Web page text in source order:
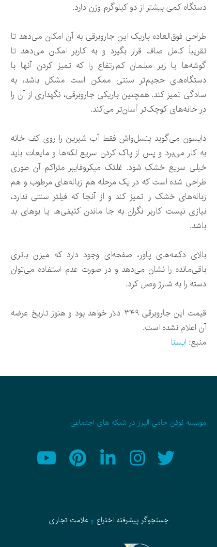
دستگاه کمی بیشتر از دو کیلوگرم وزن دارد.
طراحی فوق‌العاده باریک این جاروبرقی به آن امکان می‌دهد تا
تقریباً کامل صاف قرار بگیرد و به کاربر امکان می‌دهد تا
گوشه‌ها یا زیر مبلمان کم‌ارتفاع را که تمیز کردن آنها با
دستگاه‌های حجیم‌تر سنتی ممکن است مشکل باشد، به
سادگی تمیز کند. همچنین باریکی جاروبرقی، نگهداری از آن را
در خانه‌های کوچک‌تر آسان‌تر می‌کند.
دایسون می‌گوید پنسل‌واش فقط آب شیرین را روی کف‌ خانه
به کار می‌برد و پس از پاک کردن سریع لکه‌ها و مایعات باید
خیلی سریع خشک شود. غلتک میکروفایبر متراکم آن طوری
طراحی شده است که در یک مرحله هم زباله‌های مرطوب و هم
زباله‌های خشک را تمیز کند و از آنجا که فیلتر سنتی ندارد،
نیازی نیست کاربر نگران به جا ماندن کثیفی‌ها یا بوهای بد
باشد.
بالای دکمه‌های پاور، صفحه‌ای وجود دارد که میزان باتری
باقی‌مانده را نشان می‌دهد و در صورت عدم استفاده می‌توان
دسته را به شارژ وصل کرد.
قیمت این جاروبرقی ۳۴۹ دلار خواهد بود و هنوز تاریخ عرضه‌
آن اعلام نشده است.
منبع: ایسنا
موسسه نوفن حامی البرز در شبکه های اجتماعی
جستجوگر پیشرفته اختراع وعلامت تجاری